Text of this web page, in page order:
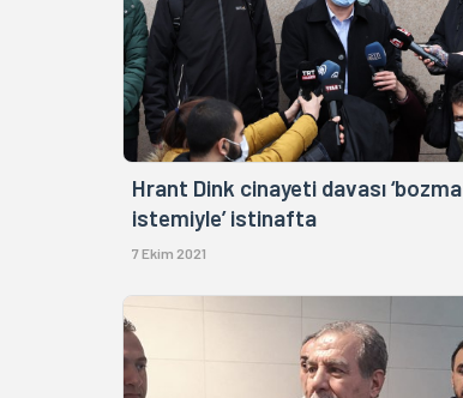
Hrant Dink cinayeti davası ‘bozma
istemiyle’ istinafta
7 Ekim 2021